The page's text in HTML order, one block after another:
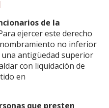
de la
ejercer este derecho
no inferior
antigüedad superior
con liquidación de
en
que presten